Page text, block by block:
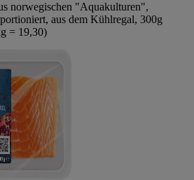
norwegischen "Aquakulturen",
aus dem Kühlregal, 300g
= 19,30)